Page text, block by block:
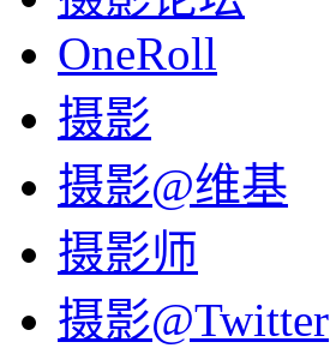
OneRoll
摄影
摄影@维基
摄影师
摄影@Twitter